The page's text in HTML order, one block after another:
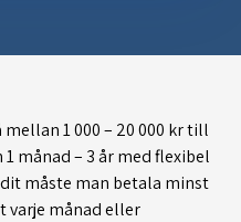
1 000 – 20 000 kr till
månad – 3 år med flexibel
måste man betala minst
varje månad eller